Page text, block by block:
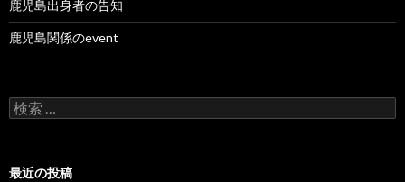
鹿児島出身者の告知
鹿児島関係のevent
検
索
最近の投稿